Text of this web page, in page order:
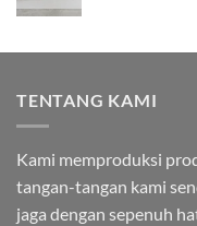
TENTANG KAMI
Kami memproduksi
tangan-tangan kami
jaga dengan sepenuh